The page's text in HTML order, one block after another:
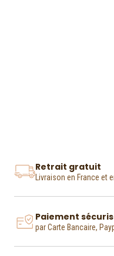
Retrait gratuit
Livraison en France et
Paiement
par Carte Bancaire,